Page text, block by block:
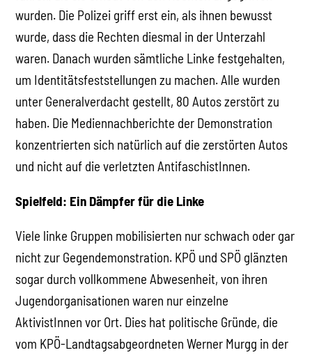
wurden. Die Polizei griff erst ein, als ihnen bewusst
wurde, dass die Rechten diesmal in der Unterzahl
waren. Danach wurden sämtliche Linke festgehalten,
um Identitätsfeststellungen zu machen. Alle wurden
unter Generalverdacht gestellt, 80 Autos zerstört zu
haben. Die Mediennachberichte der Demonstration
konzentrierten sich natürlich auf die zerstörten Autos
und nicht auf die verletzten AntifaschistInnen.
Spielfeld: Ein Dämpfer für die Linke
Viele linke Gruppen mobilisierten nur schwach oder gar
nicht zur Gegendemonstration. KPÖ und SPÖ glänzten
sogar durch vollkommene Abwesenheit, von ihren
Jugendorganisationen waren nur einzelne
AktivistInnen vor Ort. Dies hat politische Gründe, die
vom KPÖ-Landtagsabgeordneten Werner Murgg in der